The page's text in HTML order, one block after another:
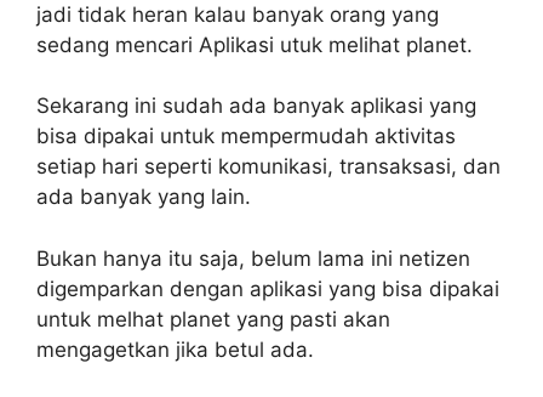
jadi tidak heran kalau banyak orang yang
sedang mencari Aplikasi utuk melihat planet.
Sekarang ini sudah ada banyak aplikasi yang
bisa dipakai untuk mempermudah aktivitas
setiap hari seperti komunikasi, transaksasi, dan
ada banyak yang lain.
Bukan hanya itu saja, belum lama ini netizen
digemparkan dengan aplikasi yang bisa dipakai
untuk melhat planet yang pasti akan
mengagetkan jika betul ada.